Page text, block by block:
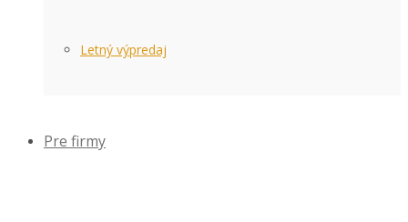
Letný výpredaj
Pre firmy